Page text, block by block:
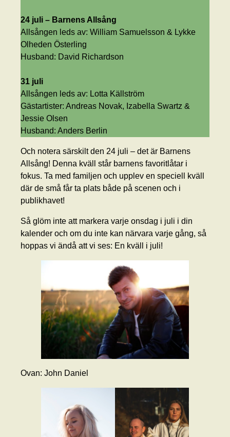
24 juli – Barnens Allsång
Allsången leds av: William Samuelsson & Lykke
Olheden Österling
Husband: David Richardson
31 juli
Allsången leds av: Lotta Källström
Gästartister: Andreas Novak, Izabella Swartz &
Jessie Olsen
Husband: Anders Berlin
Och notera särskilt den 24 juli – det är Barnens
Allsång! Denna kväll står barnens favoritlåtar i
fokus. Ta med familjen och upplev en speciell kväll
där de små får ta plats både på scenen och i
publikhavet!
Så glöm inte att markera varje onsdag i juli i din
kalender och om du inte kan närvara varje gång, så
hoppas vi ändå att vi ses: En kväll i juli!
Ovan: John Daniel